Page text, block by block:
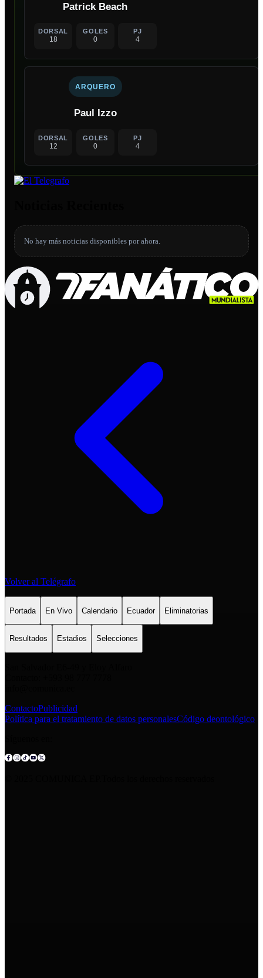
Patrick Beach
DORSAL
18
GOLES
0
PJ
4
ARQUERO
Paul Izzo
DORSAL
12
GOLES
0
PJ
4
No hay más noticias disponibles por ahora.
Volver al Telégrafo
Portada En Vivo Calendario Ecuador Eliminatorias
Resultados Estadios Selecciones
ContactoPublicidad
Política para el tratamiento de datos personalesCódigo deontológico